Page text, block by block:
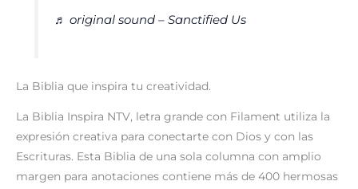
♬ original sound – Sanctified Us
La Biblia que inspira tu creatividad.
La Biblia Inspira NTV, letra grande con Filament utiliza la
expresión creativa para conectarte con Dios y con las
Escrituras. Esta Biblia de una sola columna con amplio
margen para anotaciones contiene más de 400 hermosas